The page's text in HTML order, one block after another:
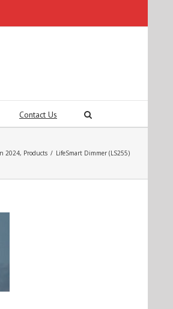
Contact Us
2024, Products / LifeSmart Dimmer (LS255)